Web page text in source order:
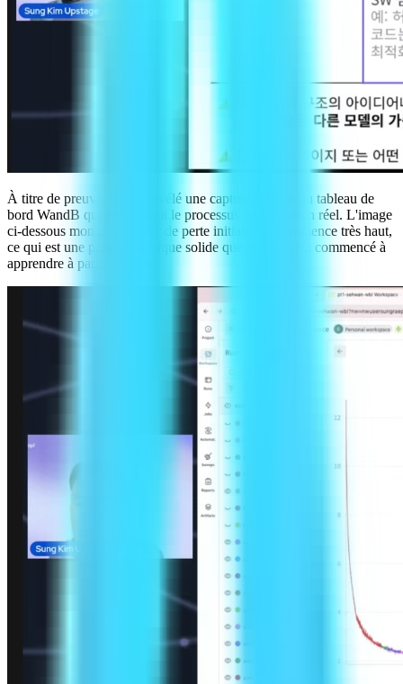
À titre de preuve, ils ont révélé une capture d'écran du tableau de
bord WandB qui enregistrait le processus de formation réel. L'image
ci-dessous montre la valeur de perte initiale qui commence très haut,
ce qui est une preuve physique solide que le modèle a commencé à
apprendre à partir de zéro.